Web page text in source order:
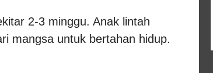
2-3 minggu. Anak lintah
mangsa untuk bertahan hidup.